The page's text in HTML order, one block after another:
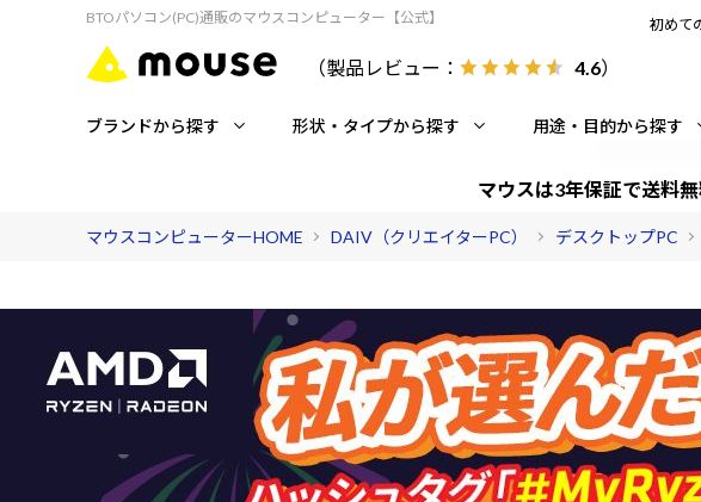
BTOパソコン(PC)通販のマウスコンピューター【公式】
（製品レビュー： 4.6）
初めて
ブランドから探す 形状・タイプから探す 用途・目的から探す
マウスは3年保証で送料
マウスコンピューターHOME DAIV（クリエイターPC） デスクトップPC